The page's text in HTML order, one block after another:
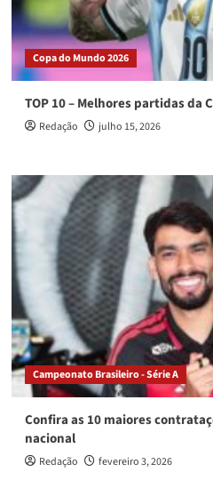
Copa do Mundo 2026
TOP 10 – Melhores partidas da
Redação julho 15, 2026
Campeonato Brasileiro - Série A
Confira as 10 maiores
nacional
Redação fevereiro 3, 2026